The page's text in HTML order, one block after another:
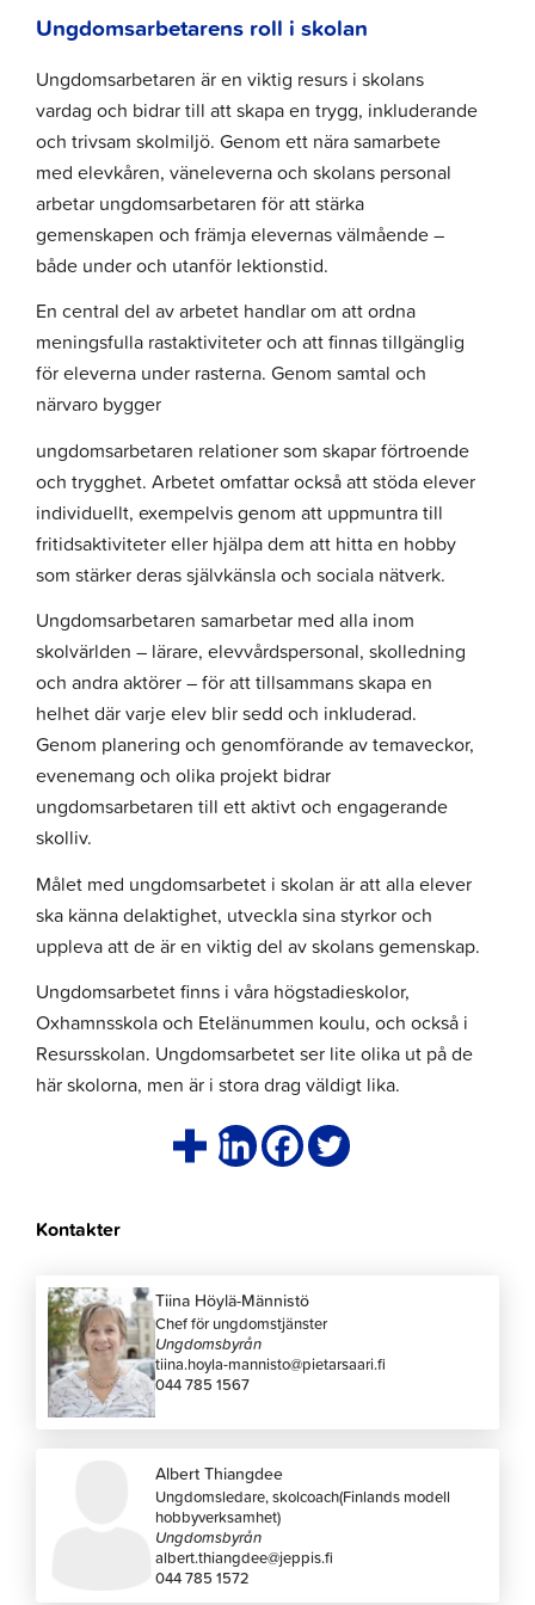
Ungdomsarbetarens roll i skolan
Ungdomsarbetaren är en viktig resurs i skolans
vardag och bidrar till att skapa en trygg, inkluderande
och trivsam skolmiljö. Genom ett nära samarbete
med elevkåren, väneleverna och skolans personal
arbetar ungdomsarbetaren för att stärka
gemenskapen och främja elevernas välmående –
både under och utanför lektionstid.
En central del av arbetet handlar om att ordna
meningsfulla rastaktiviteter och att finnas tillgänglig
för eleverna under rasterna. Genom samtal och
närvaro bygger
ungdomsarbetaren relationer som skapar förtroende
och trygghet. Arbetet omfattar också att stöda elever
individuellt, exempelvis genom att uppmuntra till
fritidsaktiviteter eller hjälpa dem att hitta en hobby
som stärker deras självkänsla och sociala nätverk.
Ungdomsarbetaren samarbetar med alla inom
skolvärlden – lärare, elevvårdspersonal, skolledning
och andra aktörer – för att tillsammans skapa en
helhet där varje elev blir sedd och inkluderad.
Genom planering och genomförande av temaveckor,
evenemang och olika projekt bidrar
ungdomsarbetaren till ett aktivt och engagerande
skolliv.
Målet med ungdomsarbetet i skolan är att alla elever
ska känna delaktighet, utveckla sina styrkor och
uppleva att de är en viktig del av skolans gemenskap.
Ungdomsarbetet finns i våra högstadieskolor,
Oxhamnsskola och Etelänummen koulu, och också i
Resursskolan. Ungdomsarbetet ser lite olika ut på de
här skolorna, men är i stora drag väldigt lika.
Kontakter
Tiina Höylä-Männistö
Chef för ungdomstjänster
Ungdomsbyrån
tiina.hoyla-mannisto@pietarsaari.fi
044 785 1567
Albert Thiangdee
Ungdomsledare, skolcoach(Finlands modell
hobbyverksamhet)
Ungdomsbyrån
albert.thiangdee@jeppis.fi
044 785 1572